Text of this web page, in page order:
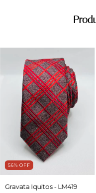
56% OFF
Gravata Iquitos - LM419